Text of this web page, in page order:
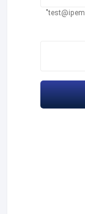
در صورتی که ایمیل ندارید، لطفاً ایمیل "test@ipemdad.com"